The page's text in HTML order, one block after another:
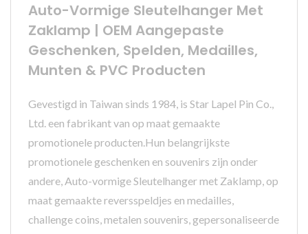
Auto-Vormige Sleutelhanger Met
Zaklamp | OEM Aangepaste
Geschenken, Spelden, Medailles,
Munten & PVC Producten
Gevestigd in Taiwan sinds 1984, is Star Lapel Pin Co.,
Ltd. een fabrikant van op maat gemaakte
promotionele producten.Hun belangrijkste
promotionele geschenken en souvenirs zijn onder
andere, Auto-vormige Sleutelhanger met Zaklamp, op
maat gemaakte reversspeldjes en medailles,
challenge coins, metalen souvenirs, gepersonaliseerde